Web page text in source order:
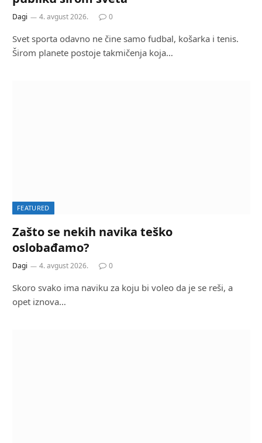
Dagi 4. avgust 2026. 0
Svet sporta odavno ne čine samo fudbal, košarka i tenis.
Širom planete postoje takmičenja koja…
FEATURED
Zašto se nekih navika teško
oslobađamo?
Dagi 4. avgust 2026. 0
Skoro svako ima naviku za koju bi voleo da je se reši, a
opet iznova…